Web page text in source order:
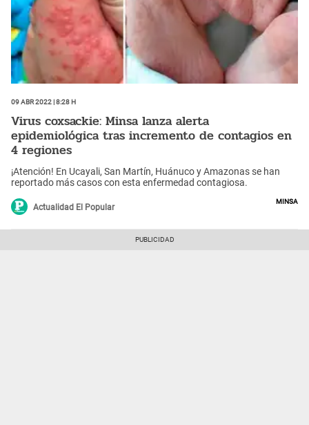
09 Abr 2022 | 8:28 h
Virus coxsackie: Minsa lanza alerta
epidemiológica tras incremento de contagios en
4 regiones
¡Atención! En Ucayali, San Martín, Huánuco y Amazonas se han
reportado más casos con esta enfermedad contagiosa.
Actualidad El Popular
Minsa